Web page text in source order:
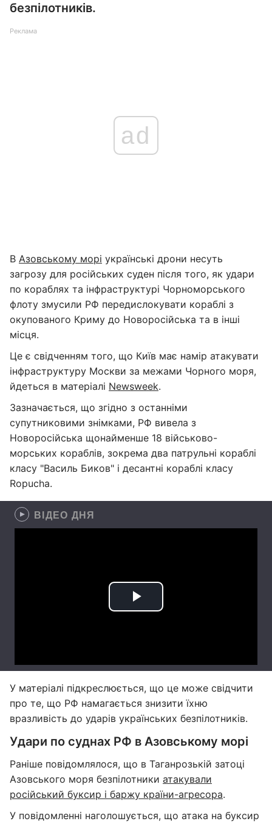
безпілотників.
Реклама
ad
В Азовському морі українські дрони несуть
загрозу для російських суден після того, як удари
по кораблях та інфраструктурі Чорноморського
флоту змусили РФ передислокувати кораблі з
окупованого Криму до Новоросійська та в інші
місця.
Це є свідченням того, що Київ має намір атакувати
інфраструктуру Москви за межами Чорного моря,
йдеться в матеріалі Newsweek.
Зазначається, що згідно з останніми
супутниковими знімками, РФ вивела з
Новоросійська щонайменше 18 військово-
морських кораблів, зокрема два патрульні кораблі
класу "Василь Биков" і десантні кораблі класу
Ropucha.
ВІДЕО ДНЯ
У матеріалі підкреслюється, що це може свідчити
про те, що РФ намагається знизити їхню
вразливість до ударів українських безпілотників.
Удари по суднах РФ в Азовському морі
Раніше повідомлялося, що в Таганрозькій затоці
Азовського моря безпілотники атакували
російський буксир і баржу країни-агресора.
У повідомленні наголошується, що атака на буксир